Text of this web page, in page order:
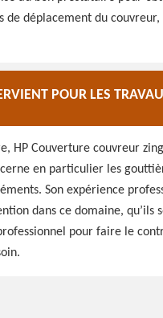
déplacement du
POUR LES
HP Couverture couvreur
en particulier les
Son expérience
dans ce domaine, qu’ils
pour faire le